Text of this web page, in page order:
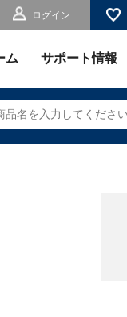
ログイン
ム サポート情報